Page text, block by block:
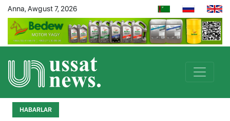
Anna, Awgust 7, 2026
HABARLAR